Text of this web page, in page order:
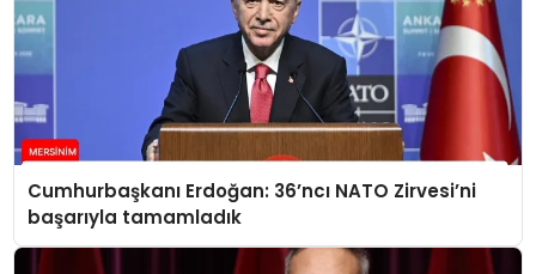
Cumhurbaşkanı Erdoğan: 36’ncı NATO Zirvesi’ni
başarıyla tamamladık